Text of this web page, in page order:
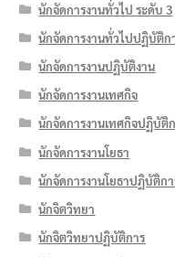
นักจัดการงานทั่วไป ระดับ 3
นักจัดการงานทั่วไปปฏิบัติก
นักจัดการงานปฏิบัติงาน
นักจัดการงานเทศกิจ
นักจัดการงานเทศกิจปฏิบัติ
นักจัดการงานโยธา
นักจัดการงานโยธาปฏิบัติก
นักจิตวิทยา
นักจิตวิทยาปฏิบัติการ